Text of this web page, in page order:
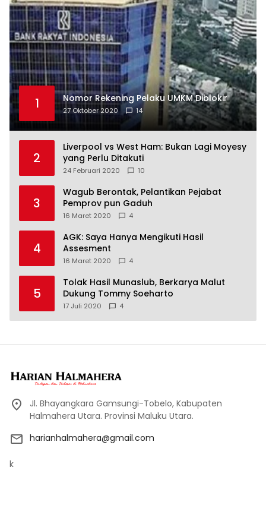
1 Nomor Rekening Pelaku UMKM Diblokir
27 Oktober 2020 14
2
Liverpool vs West Ham: Bukan Lagi Moyesy
yang Perlu Ditakuti
24 Februari 2020 10
3
Wagub Berontak, Pelantikan Pejabat
Pemprov pun Gaduh
16 Maret 2020 4
4
AGK: Saya Hanya Mengikuti Hasil
Assesment
16 Maret 2020 4
5
Tolak Hasil Munaslub, Berkarya Malut
Dukung Tommy Soeharto
17 Juli 2020 4
Jl. Bhayangkara Gamsungi-Tobelo, Kabupaten
Halmahera Utara. Provinsi Maluku Utara.
harianhalmahera@gmail.com
k